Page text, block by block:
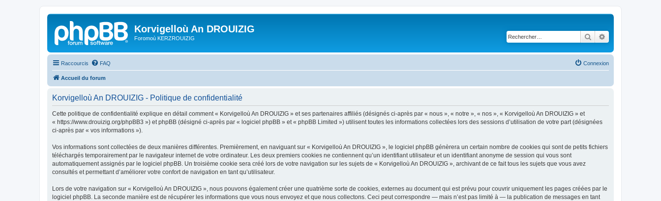
Korvigelloù An DROUIZIG
Foromoù KERZROUIZIG Rechercher
Raccourcis FAQ Connexion
Accueil du forum
Korvigelloù An DROUIZIG - Politique de confidentialité
Cette politique de confidentialité explique en détail comment « Korvigelloù An DROUIZIG » et ses partenaires affiliés (désignés ci-après par « nous », « notre », « nos », « Korvigelloù An DROUIZIG » et
« https://www.drouizig.org/phpBB3 ») et phpBB (désigné ci-après par « logiciel phpBB » et « phpBB Limited ») utilisent toutes les informations collectées lors des sessions d’utilisation de votre part (désignées
ci-après par « vos informations »).
Vos informations sont collectées de deux manières différentes. Premièrement, en naviguant sur « Korvigelloù An DROUIZIG », le logiciel phpBB génèrera un certain nombre de cookies qui sont de petits fichiers
téléchargés temporairement par le navigateur internet de votre ordinateur. Les deux premiers cookies ne contiennent qu’un identifiant utilisateur et un identifiant anonyme de session qui vous sont
automatiquement assignés par le logiciel phpBB. Un troisième cookie sera créé lors de votre navigation sur les sujets de « Korvigelloù An DROUIZIG », archivant de ce fait tous les sujets que vous avez
consultés et permettant d’améliorer votre confort de navigation en tant qu’utilisateur.
Lors de votre navigation sur « Korvigelloù An DROUIZIG », nous pouvons également créer une quatrième sorte de cookies, externes au document qui est prévu pour couvrir uniquement les pages créées par le
logiciel phpBB. La seconde manière est de récupérer les informations que vous nous envoyez et que nous collectons. Ceci peut correspondre — mais n’est pas limité à — la publication de messages en tant